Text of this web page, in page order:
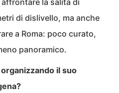
la salita di
di dislivello, ma anche
a Roma: poco curato,
panoramico.
il suo